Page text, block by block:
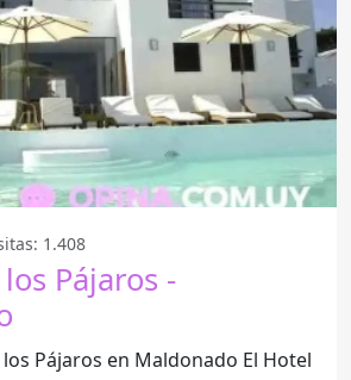
1.408
Pájaros -
en Maldonado El Hotel